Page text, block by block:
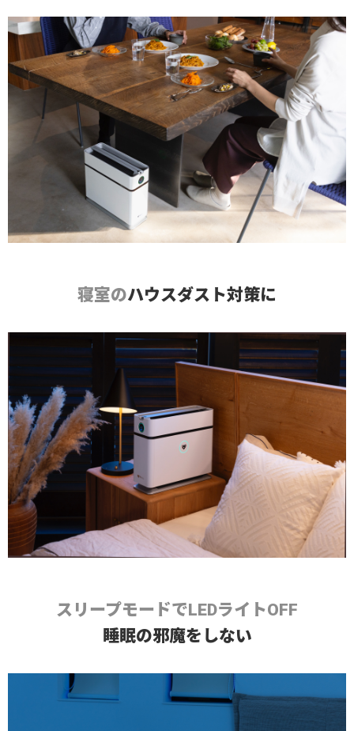
寝室のハウスダスト対策に
スリープモードでLEDライトOFF
睡眠の邪魔をしない